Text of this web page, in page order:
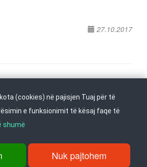
27.10.2017
Na ndiqni në
në kate Beko, kati i 1-rë, 1000 Shkup, Tel:
Faks: +389 2 3137 149 |info@ippo.gov.mk
(cookies) në pajisjen Tuaj për të
e funksionimit të kësaj faqe të
shumë
Nuk pajtohem